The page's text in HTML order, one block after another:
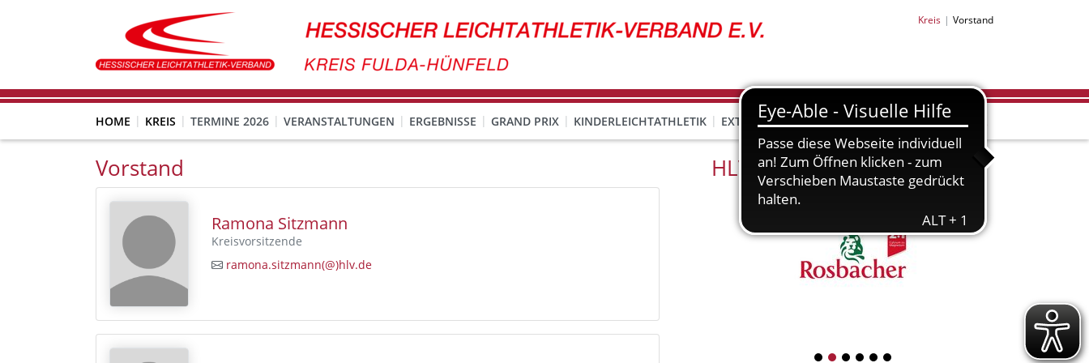
Kreis Vorstand
HOME KREIS TERMINE 2026 VERANSTALTUNGEN ERGEBNISSE GRAND PRIX KINDERLEICHTATHLETIK EXTRAS
Vorstand
Ramona Sitzmann
Kreisvorsitzende
ramona.sitzmann(@)hlv.de
HLV-Partner